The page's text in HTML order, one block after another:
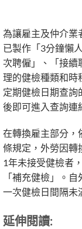
為讓雇主及仲介業
已製作「3分鐘懶
次聘僱」、「接續
理的健檢種類和時
定期健檢日期查詢
後即可進入查詢連
在轉換雇主部分，
條規定，外勞因轉
1年未接受健檢者
「補充健檢」。
一次健檢日間隔未
延伸閱讀: